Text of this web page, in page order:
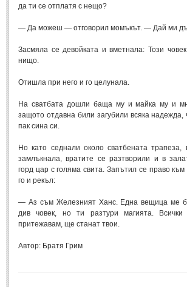
да ти се отплатя с нещо?
— Да можеш — отговорил момъкът. — Дай ми
Засмяла се девойката и вметнала: Този
нищо.
Отишла при него и го целунала.
На сватбата дошли баща му и майка му и
защото отдавна били загубили всяка надежда,
пак сина си.
Но като седнали около сватбената трапеза,
замлъкнала, вратите се разтворили и в
горд цар с голяма свита. Запътил се право
го и рекъл:
— Аз съм Железният Ханс. Една вещица ме
див човек, но ти разтури магията. Всички
притежавам, ще станат твои.
Автор: Братя Грим